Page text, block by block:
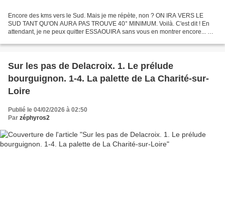
Encore des kms vers le Sud. Mais je me répète, non ? ON IRA VERS LE
SUD TANT QU'ON AURA PAS TROUVE 40° MINIMUM. Voilà. C'est dit ! En
attendant, je ne peux quitter ESSAOUIRA sans vous en montrer encore... Et
Sur les pas de Delacroix. 1. Le prélude
bourguignon. 1-4. La palette de La Charité-sur-
Loire
Publié le 04/02/2026 à 02:50
Par zéphyros2